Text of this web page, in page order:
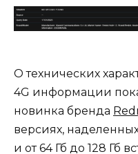
О технических
4G информации пока
новинка бренда
версиях,
и от 64 Гб до 128 Гб